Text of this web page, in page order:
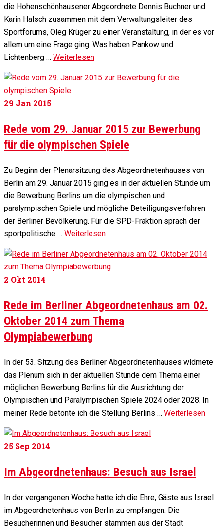
die Hohenschönhausener Abgeordnete Dennis Buchner und
Karin Halsch zusammen mit dem Verwaltungsleiter des
Sportforums, Oleg Krüger zu einer Veranstaltung, in der es vor
allem um eine Frage ging: Was haben Pankow und
Lichtenberg … Weiterlesen
29 Jan 2015
Rede vom 29. Januar 2015 zur Bewerbung
für die olympischen Spiele
Zu Beginn der Plenarsitzung des Abgeordnetenhauses von
Berlin am 29. Januar 2015 ging es in der aktuellen Stunde um
die Bewerbung Berlins um die olympischen und
paralympischen Spiele und mögliche Beteiligungsverfahren
der Berliner Bevölkerung. Für die SPD-Fraktion sprach der
sportpolitische … Weiterlesen
2 Okt 2014
Rede im Berliner Abgeordnetenhaus am 02.
Oktober 2014 zum Thema
Olympiabewerbung
In der 53. Sitzung des Berliner Abgeordnetenhauses widmete
das Plenum sich in der aktuellen Stunde dem Thema einer
möglichen Bewerbung Berlins für die Ausrichtung der
Olympischen und Paralympischen Spiele 2024 oder 2028. In
meiner Rede betonte ich die Stellung Berlins … Weiterlesen
25 Sep 2014
Im Abgeordnetenhaus: Besuch aus Israel
In der vergangenen Woche hatte ich die Ehre, Gäste aus Israel
im Abgeordnetenhaus von Berlin zu empfangen. Die
Besucherinnen und Besucher stammen aus der Stadt